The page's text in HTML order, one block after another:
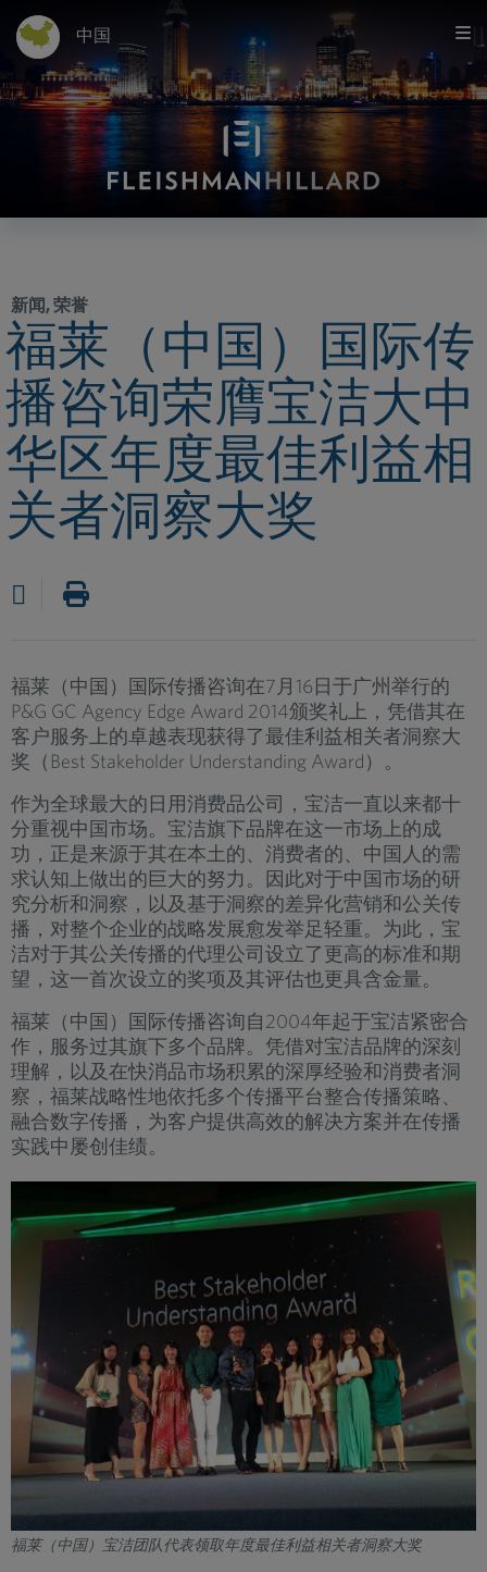
中国
新闻,荣誉
福莱（中国）国际传
播咨询荣膺宝洁大中
华区年度最佳利益相
关者洞察大奖
福莱（中国）国际传播咨询在7月16日于广州举行的
P&G GC Agency Edge Award 2014颁奖礼上，凭借其在
客户服务上的卓越表现获得了最佳利益相关者洞察大
奖（Best Stakeholder Understanding Award）。
作为全球最大的日用消费品公司，宝洁一直以来都十
分重视中国市场。宝洁旗下品牌在这一市场上的成
功，正是来源于其在本土的、消费者的、中国人的需
求认知上做出的巨大的努力。因此对于中国市场的研
究分析和洞察，以及基于洞察的差异化营销和公关传
播，对整个企业的战略发展愈发举足轻重。为此，宝
洁对于其公关传播的代理公司设立了更高的标准和期
望，这一首次设立的奖项及其评估也更具含金量。
福莱（中国）国际传播咨询自2004年起于宝洁紧密合
作，服务过其旗下多个品牌。凭借对宝洁品牌的深刻
理解，以及在快消品市场积累的深厚经验和消费者洞
察，福莱战略性地依托多个传播平台整合传播策略、
融合数字传播，为客户提供高效的解决方案并在传播
实践中屡创佳绩。
福莱（中国）宝洁团队代表领取年度最佳利益相关者洞察大奖